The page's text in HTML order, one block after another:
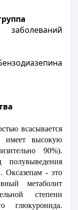
всасывается
имеет высокую
90%).
Оксазепам - это
метаболит
степени
глюкуронида.